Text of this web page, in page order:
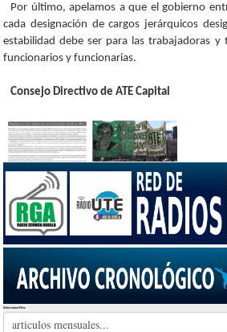
Por último, apelamos a que el gobierno
cada designación de cargos jerárquicos
estabilidad debe ser para las trabajadoras
funcionarios y funcionarias.
Consejo Directivo de ATE Capital
Seleccionar Mes